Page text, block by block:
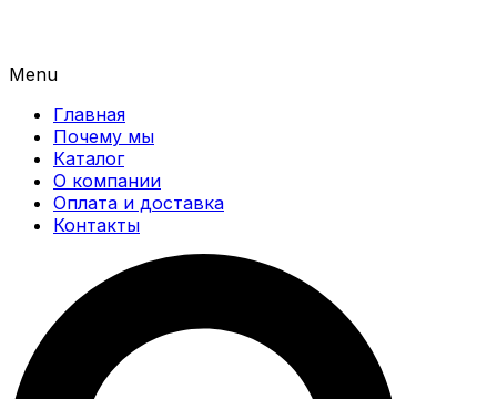
Menu
Главная
Почему мы
Каталог
О компании
Оплата и доставка
Контакты